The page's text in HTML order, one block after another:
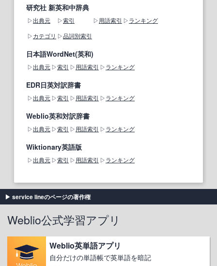
研究社 新英和中辞典
出典元 索引 用語索引
ランキング
カテゴリ
品詞別索引
日本語WordNet(英和)
出典元 索引 用語索引 ランキング
EDR日英対訳辞書
出典元 索引 用語索引 ランキング
Weblio英和対訳辞書
出典元 索引 用語索引 ランキング
Wiktionary英語版
出典元 索引 用語索引 ランキング
service lineのページの著作権
Weblio公式学習アプリ
Weblio英単語アプリ
自分だけの単語帳で英単語を暗記